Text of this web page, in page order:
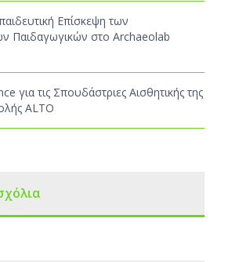
Επίσκεψη των
Παιδαγωγικών στο Archaeolab
για τις Σπουδάστριες Αισθητικής της
ALTO